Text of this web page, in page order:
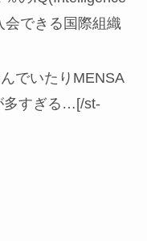
会できる国際組織
でいたりMENSA
多すぎる…[/st-